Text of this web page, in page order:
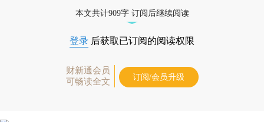
本文共计909字 订阅后继续阅读
登录 后获取已订阅的阅读权限
财新通会员
可畅读全文
订阅/会员升级